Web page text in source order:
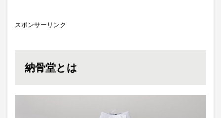
スポンサーリンク
納骨堂とは